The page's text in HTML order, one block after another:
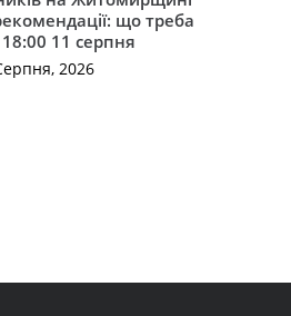
що треба
11 серпня
2026